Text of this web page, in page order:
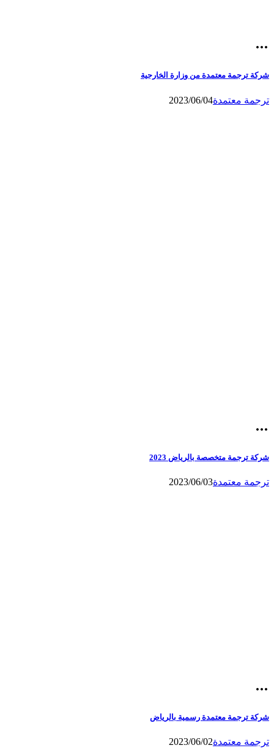
شركة ترجمة معتمدة من وزارة الخارجية
ترجمة معتمدة2023/06/04
شركة ترجمة متخصصة بالرياض 2023
ترجمة معتمدة2023/06/03
شركة ترجمة معتمدة رسمية بالرياض
ترجمة معتمدة2023/06/02